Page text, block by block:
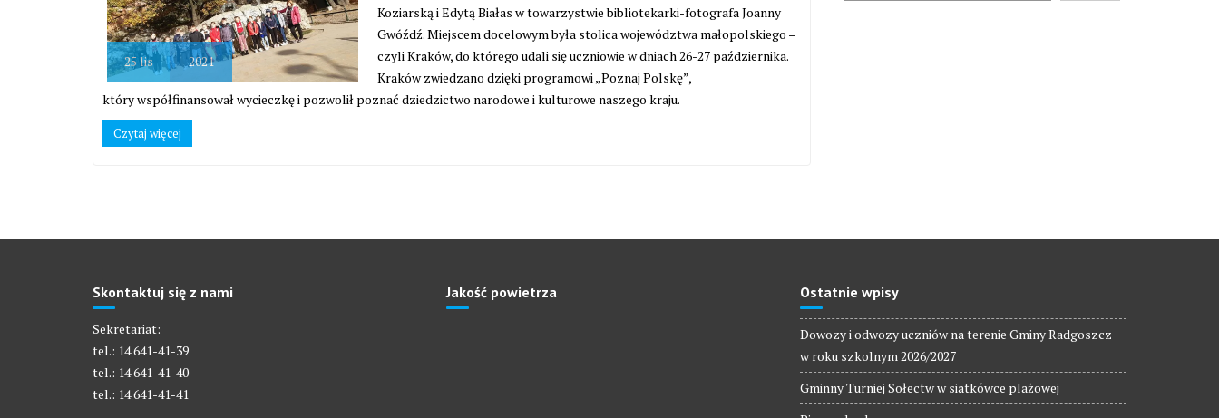
25 lis 2021
Koziarską i Edytą Białas w towarzystwie bibliotekarki-fotografa Joanny
Gwóźdź. Miejscem docelowym była stolica województwa małopolskiego –
czyli Kraków, do którego udali się uczniowie w dniach 26-27 października.
Kraków zwiedzano dzięki programowi „Poznaj Polskę”,
który współfinansował wycieczkę i pozwolił poznać dziedzictwo narodowe i kulturowe naszego kraju.
Czytaj więcej
Skontaktuj się z nami
Sekretariat:
tel.: 14 641-41-39
tel.: 14 641-41-40
tel.: 14 641-41-41
Jakość powietrza Ostatnie wpisy
Dowozy i odwozy uczniów na terenie Gminy Radgoszcz
w roku szkolnym 2026/2027
Gminny Turniej Sołectw w siatkówce plażowej